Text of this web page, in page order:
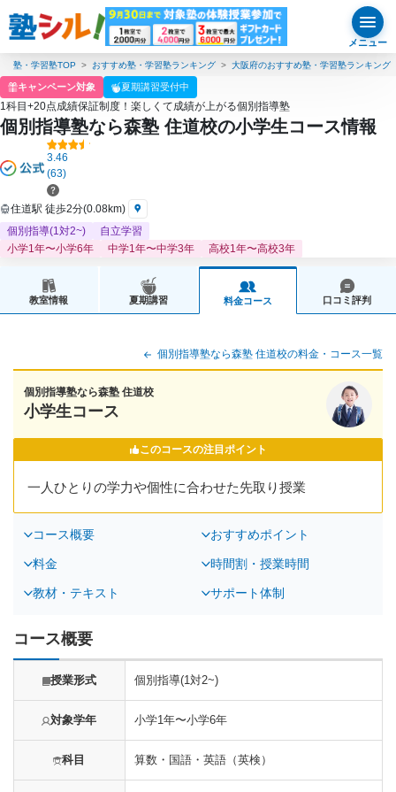
メニュー
塾・学習塾TOP おすすめ塾・学習塾ランキング 大阪府のおすすめ塾・学習塾ランキング
キャンペーン対象 夏期講習受付中
1科目+20点成績保証制度！楽しくて成績が上がる個別指導塾
個別指導塾なら森塾 住道校の小学生コース情報
3.46
(63)
住道駅 徒歩2分(0.08km)
個別指導(1対2~)
自立学習
小学1年〜小学6年
中学1年〜中学3年 高校1年〜高校3年
教室情報 夏期講習 料金コース 口コミ評判
個別指導塾なら森塾 住道校の料金・コース一覧
個別指導塾なら森塾 住道校
小学生コース
このコースの注目ポイント
一人ひとりの学力や個性に合わせた先取り授業
コース概要 おすすめポイント
料金 時間割・授業時間
教材・テキスト サポート体制
コース概要
授業形式 個別指導(1対2~)
対象学年 小学1年〜小学6年
科目 算数・国語・英語（英検）